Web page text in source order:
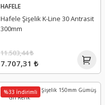
HAFELE
Hafele Şişelik K-Line 30 Antrasit
300mm
7.707,31 ₺
11.503,44 ₺
%33 İndirimli